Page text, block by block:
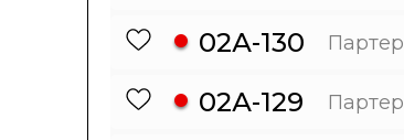
02А-130 Партер
02А-129 Партер